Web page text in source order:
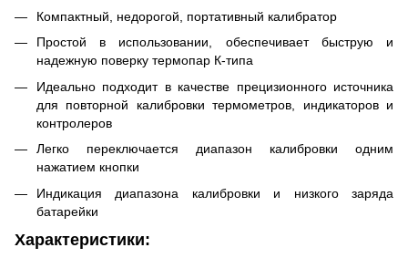
Компактный, недорогой, портативный калибратор
Простой в использовании, обеспечивает быструю и
надежную поверку термопар К-типа
Идеально подходит в качестве прецизионного источника
для повторной калибровки термометров, индикаторов и
контролеров
Легко переключается диапазон калибровки одним
нажатием кнопки
Индикация диапазона калибровки и низкого заряда
батарейки
Характеристики: